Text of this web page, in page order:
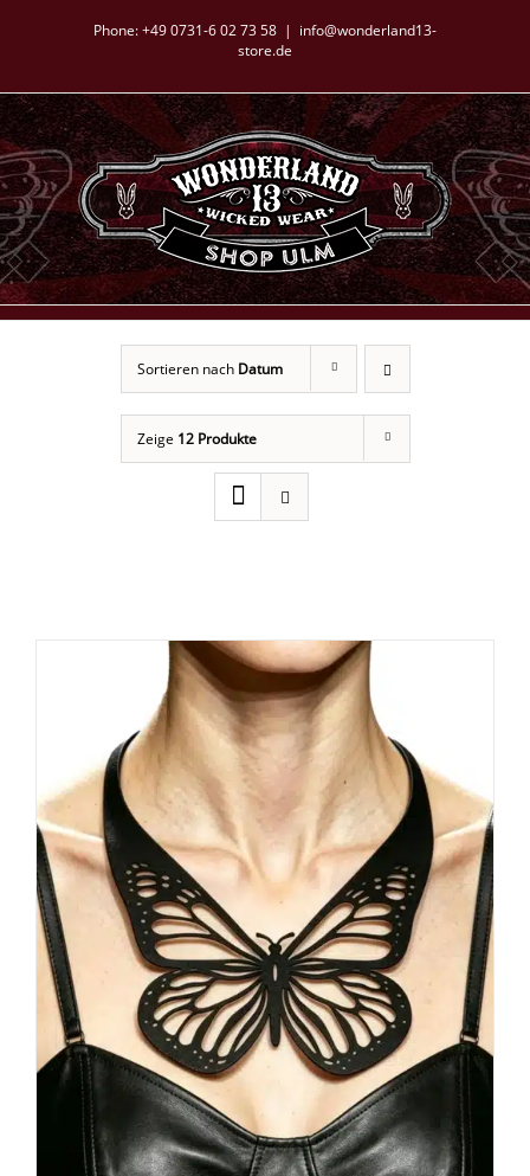
springen
Phone:+49 0731-6 02 73 58 | info@wonderland13-
store.de
Sortieren nach Datum
Zeige 12 Produkte